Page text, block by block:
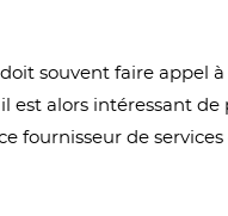
souvent faire appel
est alors intéressant de
fournisseur de